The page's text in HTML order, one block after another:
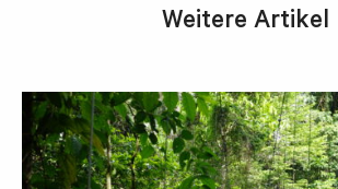
Weitere Artikel